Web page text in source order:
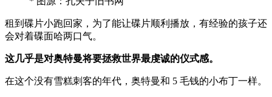
租到碟片小跑回家，为了能让碟片顺利播放，有经验的孩子还
会对着碟面哈两口气。
这几乎是对奥特曼将要拯救世界最虔诚的仪式感。
在这个没有雪糕刺客的年代，奥特曼和 5 毛钱的小布丁一样。